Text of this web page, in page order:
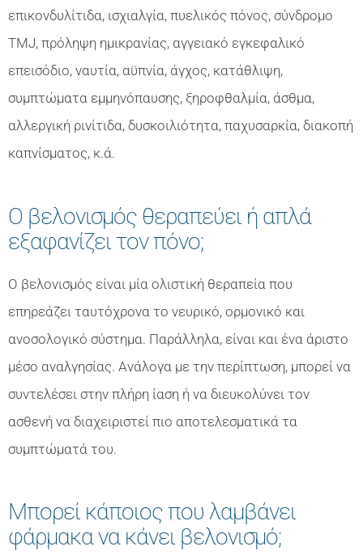
επικονδυλίτιδα, ισχιαλγία, πυελικός πόνος, σύνδρομο
TMJ, πρόληψη ημικρανίας, αγγειακό εγκεφαλικό
επεισόδιο, ναυτία, αϋπνία, άγχος, κατάθλιψη,
συμπτώματα εμμηνόπαυσης, ξηροφθαλμία, άσθμα,
αλλεργική ρινίτιδα, δυσκοιλιότητα, παχυσαρκία, διακοπή
καπνίσματος, κ.ά.
Ο βελονισμός θεραπεύει ή απλά
εξαφανίζει τον πόνο;
Ο βελονισμός είναι μία ολιστική θεραπεία που
επηρεάζει ταυτόχρονα το νευρικό, ορμονικό και
ανοσολογικό σύστημα. Παράλληλα, είναι και ένα άριστο
μέσο αναλγησίας. Ανάλογα με την περίπτωση, μπορεί να
συντελέσει στην πλήρη ίαση ή να διευκολύνει τον
ασθενή να διαχειριστεί πιο αποτελεσματικά τα
συμπτώματά του.
Μπορεί κάποιος που λαμβάνει
φάρμακα να κάνει βελονισμό;